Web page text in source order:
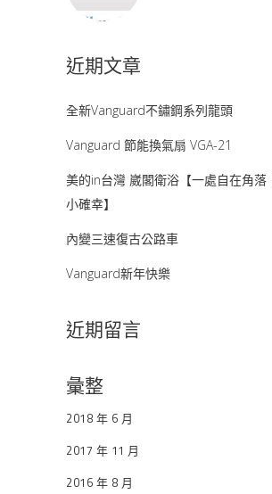
近期文章
全新Vanguard不鏽鋼系列龍頭
Vanguard 節能換氣扇 VGA-21
美的in台灣 崴閣衛浴【一處自在角落
小確幸】
內變三速復古公路車
Vanguard新年快樂
近期留言
彙整
2018 年 6 月
2017 年 11 月
2016 年 8 月